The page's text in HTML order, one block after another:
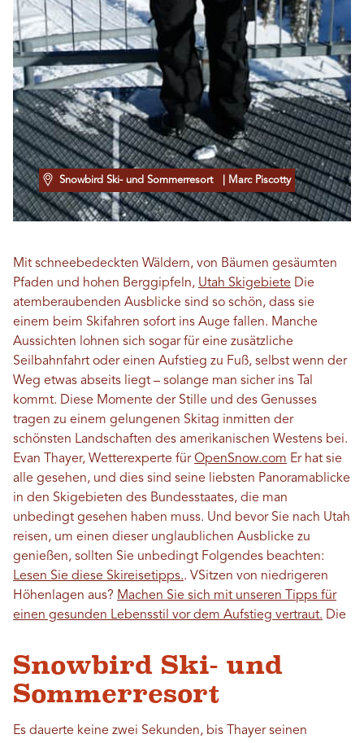
Snowbird Ski- und Sommerresort | Marc Piscotty
Mit schneebedeckten Wäldern, von Bäumen gesäumten
Pfaden und hohen Berggipfeln, Utah Skigebiete Die
atemberaubenden Ausblicke sind so schön, dass sie
einem beim Skifahren sofort ins Auge fallen. Manche
Aussichten lohnen sich sogar für eine zusätzliche
Seilbahnfahrt oder einen Aufstieg zu Fuß, selbst wenn der
Weg etwas abseits liegt – solange man sicher ins Tal
kommt. Diese Momente der Stille und des Genusses
tragen zu einem gelungenen Skitag inmitten der
schönsten Landschaften des amerikanischen Westens bei.
Evan Thayer, Wetterexperte fürOpenSnow.com Er hat sie
alle gesehen, und dies sind seine liebsten Panoramablicke
in den Skigebieten des Bundesstaates, die man
unbedingt gesehen haben muss. Und bevor Sie nach Utah
reisen, um einen dieser unglaublichen Ausblicke zu
genießen, sollten Sie unbedingt Folgendes beachten:
Lesen Sie diese Skireisetipps.. VSitzen von niedrigeren
Höhenlagen aus? Machen Sie sich mit unseren Tipps für
einen gesunden Lebensstil vor dem Aufstieg vertraut. Die
Snowbird Ski- und
Sommerresort
Es dauerte keine zwei Sekunden, bis Thayer seinen